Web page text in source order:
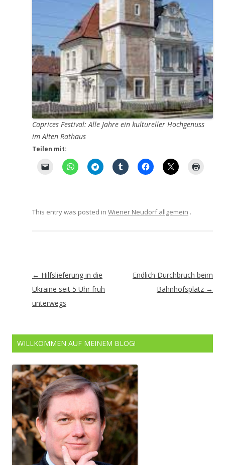
Caprices Festival: Alle Jahre ein kultureller Hochgenuss
im Alten Rathaus
Teilen mit:
This entry was posted in Wiener Neudorf allgemein .
Artikel-
Navigation
← Hilfslieferung in die
Ukraine seit 5 Uhr früh
unterwegs
Endlich Durchbruch beim
Bahnhofsplatz →
WILLKOMMEN AUF MEINEM BLOG!